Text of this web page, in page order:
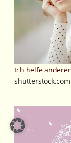
Ich helfe
shutterstock.com